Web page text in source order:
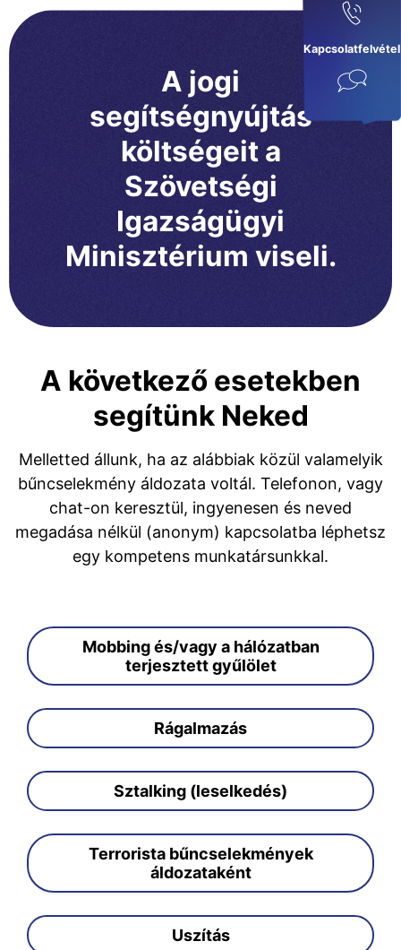
Kapcsolatfelvétel
A jogi
segítségnyújtás
költségeit a
Szövetségi
Igazságügyi
Minisztérium viseli.
A következő esetekben
segítünk Neked
Melletted állunk, ha az alábbiak közül valamelyik
bűncselekmény áldozata voltál. Telefonon, vagy
chat-on keresztül, ingyenesen és neved
megadása nélkül (anonym) kapcsolatba léphetsz
egy kompetens munkatársunkkal.
Mobbing és/vagy a hálózatban
terjesztett gyűlölet
Rágalmazás
Sztalking (leselkedés)
Terrorista bűncselekmények
áldozataként
Uszítás